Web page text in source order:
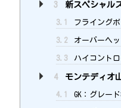
3
新スペシャル
3.1 フライング
3.2 オーバーヘ
3.3 ハイコント
4 モンテディオ
4.1 GK：グレー